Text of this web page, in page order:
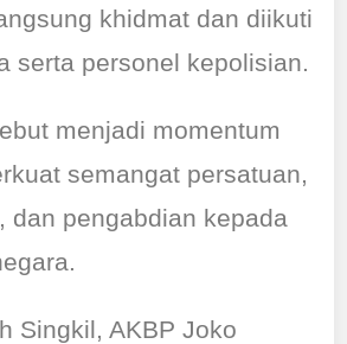
khidmat dan diikuti
serta personel kepolisian.
menjadi momentum
semangat persatuan,
dan pengabdian kepada
Singkil, AKBP Joko